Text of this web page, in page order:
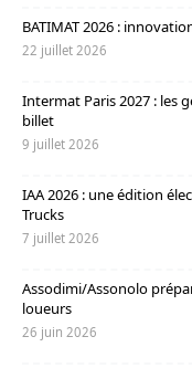
BATIMAT 2026 :
22 juillet 2026
Intermat Paris 2027 : les
billet
9 juillet 2026
IAA 2026 : une édition
Trucks
7 juillet 2026
Assodimi/Assonolo
loueurs
26 juin 2026